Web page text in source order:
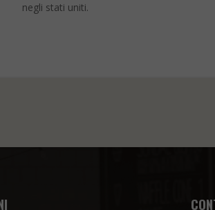
negli stati uniti.